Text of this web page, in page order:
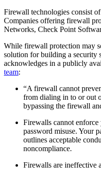
Firewall technologies consist
Companies offering firewall
Networks, Check Point
While firewall protection may
solution for building a security
acknowledges in a publicly
team:
“A firewall cannot
from dialing in to or out
bypassing the firewall
Firewalls cannot
password misuse. Your
outlines acceptable
noncompliance.
Firewalls are ineffective